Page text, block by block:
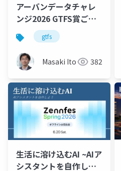
アーバンデータチャレ
ンジ2026 GTFS賞ご紹
介（キックオフイベン
ト）
gtfs
Masaki Ito 382
生活に溶け込むAI ~AIア
シスタントを自作しよ